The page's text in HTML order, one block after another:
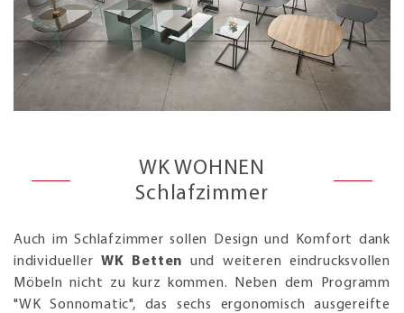
WK WOHNEN
Schlafzimmer
Auch im Schlafzimmer sollen Design und Komfort dank
individuellerWK Betten und weiteren eindrucksvollen
Möbeln nicht zu kurz kommen. Neben dem Programm
"WK Sonnomatic", das sechs ergonomisch ausgereifte